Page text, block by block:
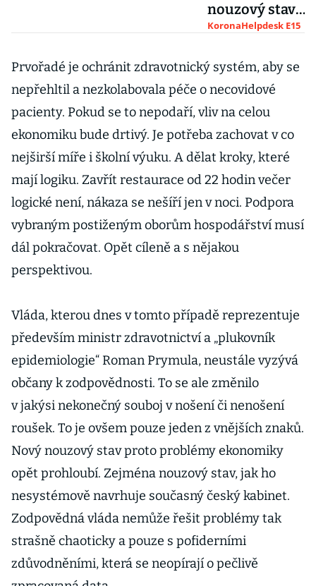
nouzový stav.
V restauraci
jednoho stolu
sedět
šest lidí
KoronaHelpdesk E15
Prvořadé je ochránit zdravotnický systém, aby se
nepřehltil a nezkolabovala péče o necovidové
pacienty. Pokud se to nepodaří, vliv na celou
ekonomiku bude drtivý. Je potřeba zachovat v co
nejširší míře i školní výuku. A dělat kroky, které
mají logiku. Zavřít restaurace od 22 hodin večer
logické není, nákaza se nešíří jen v noci. Podpora
vybraným postiženým oborům hospodářství musí
dál pokračovat. Opět cíleně a s nějakou
perspektivou.
Vláda, kterou dnes v tomto případě reprezentuje
především ministr zdravotnictví a „plukovník
epidemiologie“ Roman Prymula, neustále vyzývá
občany k zodpovědnosti. To se ale změnilo
v jakýsi nekonečný souboj v nošení či nenošení
roušek. To je ovšem pouze jeden z vnějších znaků.
Nový nouzový stav proto problémy ekonomiky
opět prohloubí. Zejména nouzový stav, jak ho
nesystémově navrhuje současný český kabinet.
Zodpovědná vláda nemůže řešit problémy tak
strašně chaoticky a pouze s pofiderními
zdůvodněními, která se neopírají o pečlivě